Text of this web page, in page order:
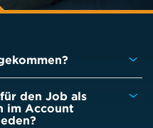
den Job als
im Account